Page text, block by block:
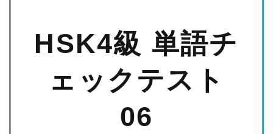
HSK4級 単語チ
ェックテスト
06